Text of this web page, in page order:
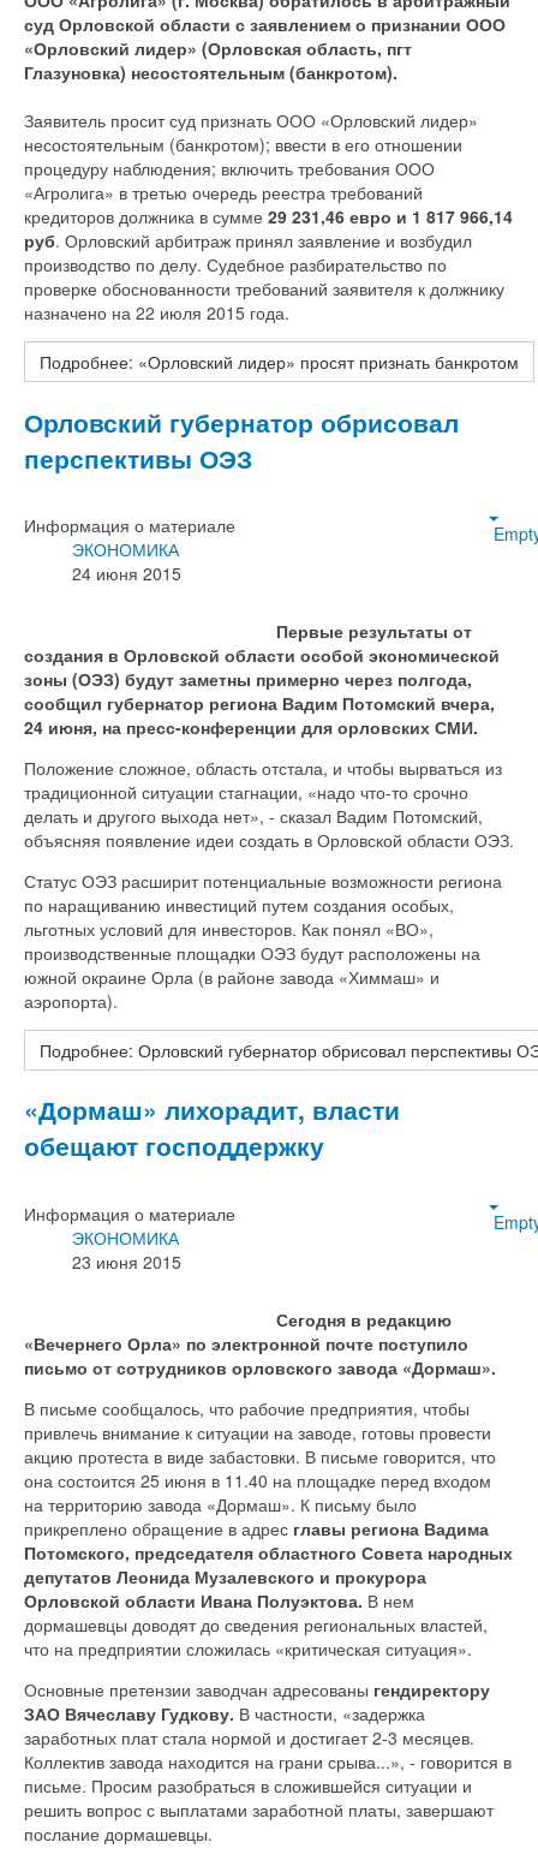
суд Орловской области с заявлением о признании ООО
«Орловский лидер» (Орловская область, пгт
Глазуновка) несостоятельным (банкротом).
Заявитель просит суд признать ООО «Орловский лидер»
несостоятельным (банкротом); ввести в его отношении
процедуру наблюдения; включить требования ООО
«Агролига» в третью очередь реестра требований
кредиторов должника в сумме 29 231,46 евро и 1 817 966,14
руб. Орловский арбитраж принял заявление и возбудил
производство по делу. Судебное разбирательство по
проверке обоснованности требований заявителя к должнику
назначено на 22 июля 2015 года.
Подробнее: «Орловский лидер» просят признать банкротом
Орловский губернатор обрисовал
перспективы ОЭЗ
Информация о материале
ЭКОНОМИКА
24 июня 2015
Первые результаты от
создания в Орловской области особой экономической
зоны (ОЭЗ) будут заметны примерно через полгода,
сообщил губернатор региона Вадим Потомский вчера,
24 июня, на пресс-конференции для орловских СМИ.
Положение сложное, область отстала, и чтобы вырваться из
традиционной ситуации стагнации, «надо что-то срочно
делать и другого выхода нет», - сказал Вадим Потомский,
объясняя появление идеи создать в Орловской области ОЭЗ.
Статус ОЭЗ расширит потенциальные возможности региона
по наращиванию инвестиций путем создания особых,
льготных условий для инвесторов. Как понял «ВО»,
производственные площадки ОЭЗ будут расположены на
южной окраине Орла (в районе завода «Химмаш» и
аэропорта).
Подробнее: Орловский губернатор обрисовал перспективы
«Дормаш» лихорадит, власти
обещают господдержку
Информация о материале
ЭКОНОМИКА
23 июня 2015
Сегодня в редакцию
«Вечернего Орла» по электронной почте поступило
письмо от сотрудников орловского завода «Дормаш».
В письме сообщалось, что рабочие предприятия, чтобы
привлечь внимание к ситуации на заводе, готовы провести
акцию протеста в виде забастовки. В письме говорится, что
она состоится 25 июня в 11.40 на площадке перед входом
на территорию завода «Дормаш». К письму было
прикреплено обращение в адрес главы региона Вадима
Потомского, председателя областного Совета народных
депутатов Леонида Музалевского и прокурора
Орловской области Ивана Полуэктова. В нем
дормашевцы доводят до сведения региональных властей,
что на предприятии сложилась «критическая ситуация».
Основные претензии заводчан адресованы гендиректору
ЗАО Вячеславу Гудкову. В частности, «задержка
заработных плат стала нормой и достигает 2-3 месяцев.
Коллектив завода находится на грани срыва...», - говорится в
письме. Просим разобраться в сложившейся ситуации и
решить вопрос с выплатами заработной платы, завершают
послание дормашевцы.